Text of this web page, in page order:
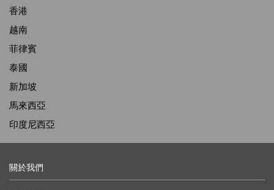
香港
越南
菲律賓
泰國
新加坡
馬來西亞
印度尼西亞
關於我們